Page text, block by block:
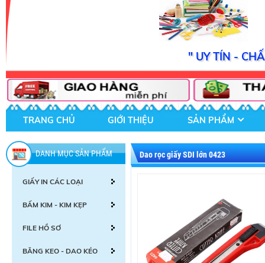
" UY TÍN -
TRANG CHỦ GIỚI THIỆU SẢN PHẨM
DANH MỤC SẢN PHẨM
GIẤY IN CÁC LOẠI
BẤM KIM - KIM KẸP
FILE HỒ SƠ
BĂNG KEO - DAO KÉO
Dao rọc giấy SDI lớn 0423